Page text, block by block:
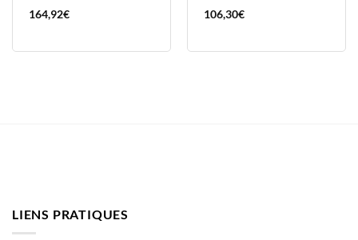
164,92€ 106,30€
LIENS PRATIQUES